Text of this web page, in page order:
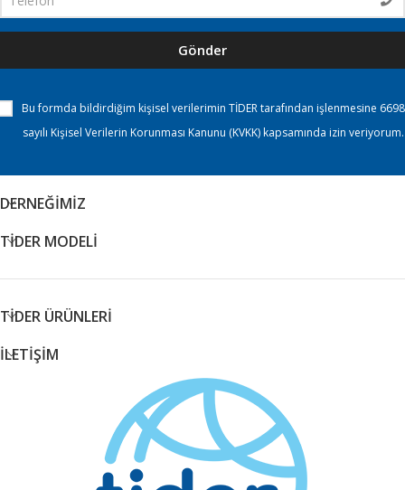
Gönder
Bu formda bildirdiğim kişisel verilerimin TİDER tarafından işlenmesine 6698
sayılı Kişisel Verilerin Korunması Kanunu (KVKK) kapsamında izin veriyorum.
DERNEĞİMİZ
TİDER MODELİ
TİDER ÜRÜNLERİ
İLETİŞİM